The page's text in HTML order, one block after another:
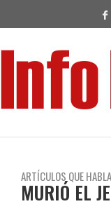
ARTÍCULOS QUE
MURIÓ EL